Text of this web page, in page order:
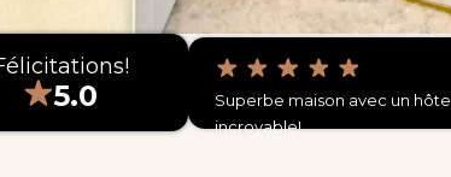
5.0
Superbe maison avec un hôte
incroyable!